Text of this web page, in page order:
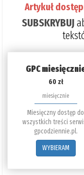
Artykuł
SUBSKRYBUJ
GPC
60 zł
miesięcznie
Miesięczny dostęp do
wszystkich treści
gpcodziennie.pl.
WYBIERAM